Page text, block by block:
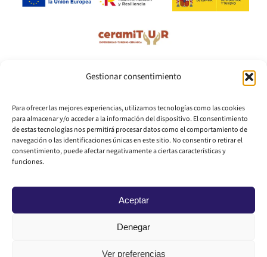
Gestionar consentimiento
Para ofrecer las mejores experiencias, utilizamos tecnologías como las cookies
para almacenar y/o acceder a la información del dispositivo. El consentimiento
de estas tecnologías nos permitirá procesar datos como el comportamiento de
navegación o las identificaciones únicas en este sitio. No consentir o retirar el
consentimiento, puede afectar negativamente a ciertas características y
funciones.
Aceptar
Denegar
Ver preferencias